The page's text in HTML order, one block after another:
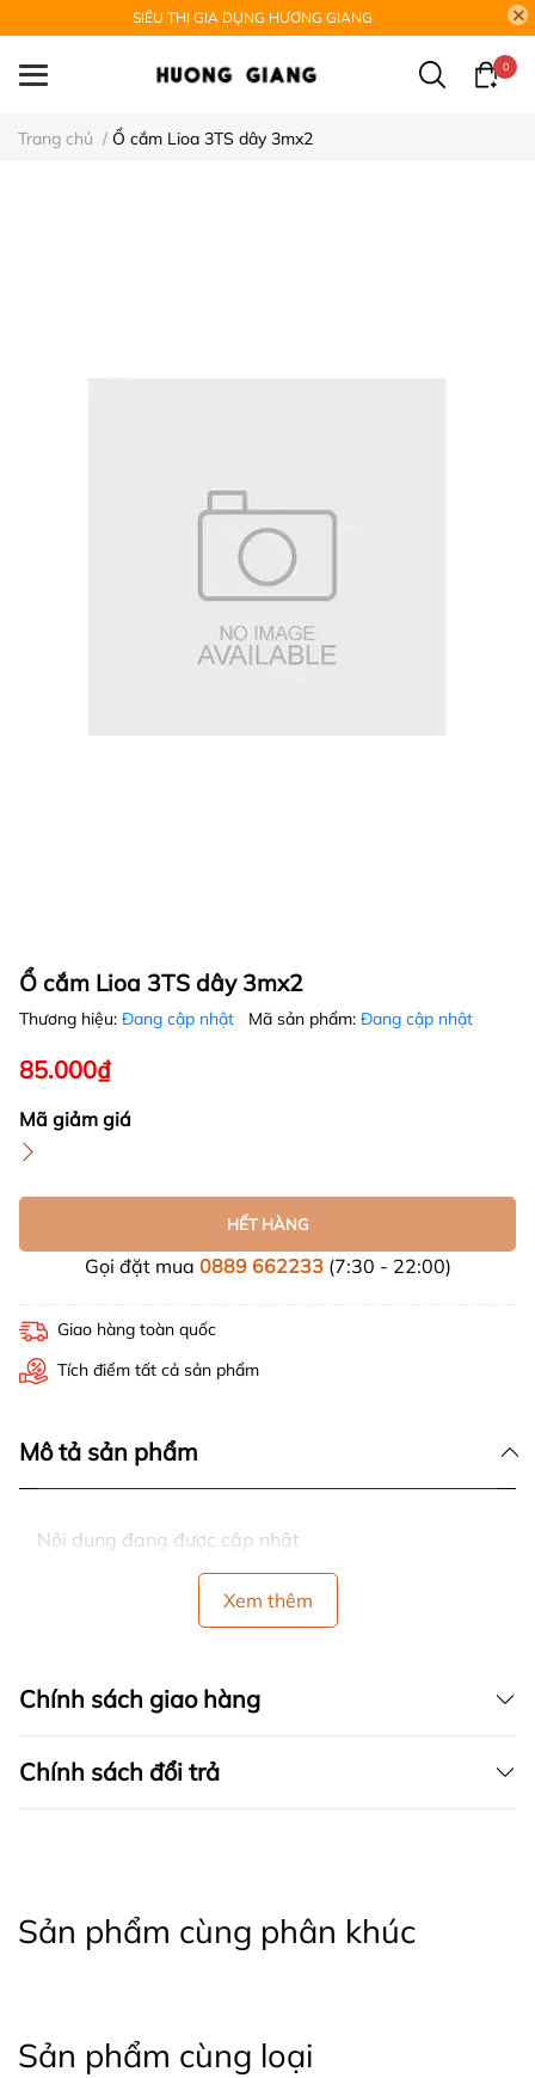
SIÊU THỊ GIA DỤNG HƯƠNG GIANG
0
Trang chủ / Ổ cắm Lioa 3TS dây 3mx2
Ổ cắm Lioa 3TS dây 3mx2
Thương hiệu: Đang cập nhật Mã sản phẩm: Đang cập nhật
85.000₫
Mã giảm giá
HẾT HÀNG
Gọi đặt mua 0889 662233(7:30 - 22:00)
Giao hàng toàn quốc
Tích điểm tất cả sản phẩm
Mô tả sản phẩm
Nội dung đang được cập nhật
Xem thêm
Chính sách giao hàng
Chính sách đổi trả
Sản phẩm cùng phân khúc
Sản phẩm cùng loại